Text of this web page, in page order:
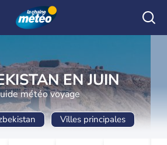
EN JUIN
météo voyage
Villes principales